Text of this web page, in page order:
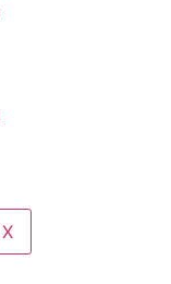
X